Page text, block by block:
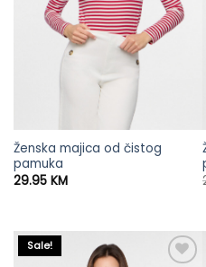
Ženska majica od čistog
pamuka
29.95 KM
Sale!